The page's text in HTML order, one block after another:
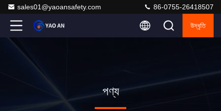
sales01@yaoansafety.com 86-0755-26418507
উদ্ধৃতি
পণ্য